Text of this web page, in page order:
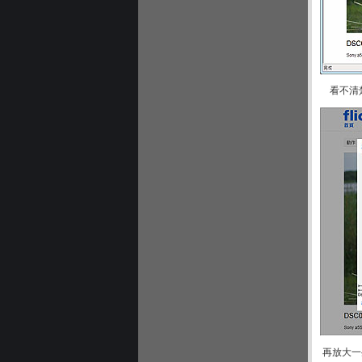
看不清
再放大